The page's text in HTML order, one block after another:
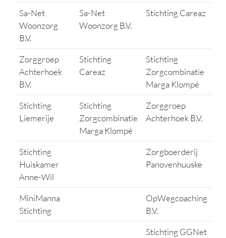
Sa-Net
Woonzorg
B.V.
Sa-Net
Woonzorg B.V.
Stichting Careaz
Zorggroep
Achterhoek
B.V.
Stichting
Careaz
Stichting
Zorgcombinatie
Marga Klompé
Stichting
Liemerije
Stichting
Zorgcombinatie
Marga Klompé
Zorggroep
Achterhoek B.V.
Stichting
Huiskamer
Anne-Wil
Zorgboerderij
Panovenhuuske
MiniManna
Stichting
OpWegcoaching
B.V.
Stichting GGNet